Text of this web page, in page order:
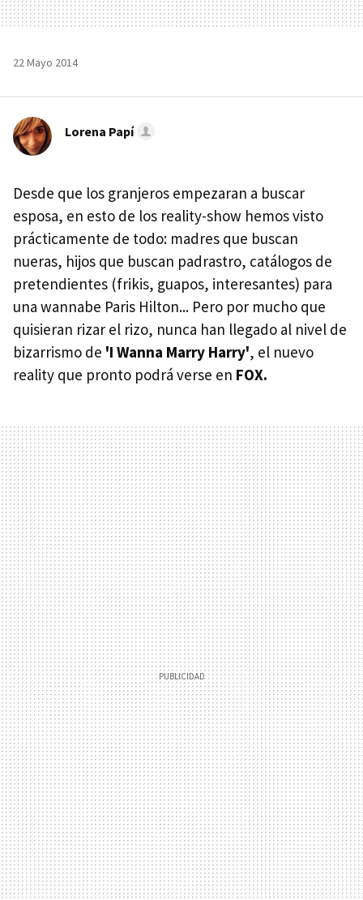
22 Mayo 2014
Lorena Papí
Desde que los granjeros empezaran a buscar
esposa, en esto de los reality-show hemos visto
prácticamente de todo: madres que buscan
nueras, hijos que buscan padrastro, catálogos de
pretendientes (frikis, guapos, interesantes) para
una wannabe Paris Hilton... Pero por mucho que
quisieran rizar el rizo, nunca han llegado al nivel de
bizarrismo de 'I Wanna Marry Harry', el nuevo
reality que pronto podrá verse en FOX.